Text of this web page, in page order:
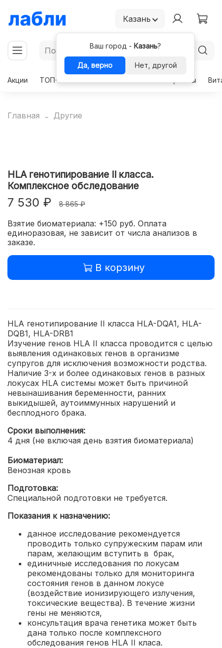
Казань
Ваш город - Казань?
Да, верно
Нет, другой
Акции
ТОП-50 Гормоны
Главная Другие
HLA генотипирование II класса.
Комплексное обследование
7 530 ₽ 8 865 ₽
Взятие биоматериала: +150 руб. Оплата
единоразовая, не зависит от числа анализов в
заказе.
В корзину
HLA генотипирование II класса HLA-DQA1, HLA-
DQB1, HLA-DRB1
Изучение генов HLA II класса проводится с целью
выявления одинаковых генов в организме
супругов для исключения возможности родства.
Наличие 3-х и более одинаковых генов в разных
локусах HLA системы может быть причиной
невынашивания беременности, ранних
выкидышей, аутоиммунных нарушений и
бесплодного брака.
Сроки выполнения:
4 дня (не включая день взятия биоматериала)
Биоматериал:
Венозная кровь
Подготовка:
Специальной подготовки не требуется.
Показания к назначению:
данное исследование рекомендуется
проводить только супружеским парам или
парам, желающим вступить в брак,
единичные исследования по локусам
рекомендованы только для мониторинга
состояния генов в данном локусе
(воздействие ионизирующего излучения,
токсические вещества). В течение жизни
гены не меняются,
консультация врача генетика может быть
дана только после комплексного
обследования генов HLA II класа.